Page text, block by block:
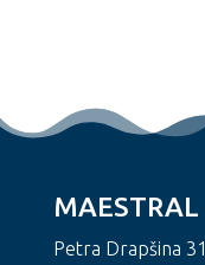
MAESTRAL
Petra Drapšina 31